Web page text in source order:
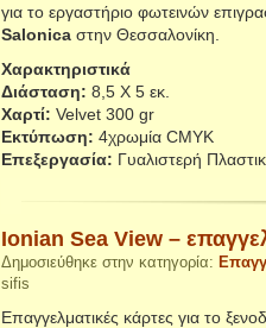
για το εργαστήριο φωτεινών
Salonica στην Θεσσαλονίκη.
Χαρακτηριστικά
Διάσταση: 8,5 Χ 5 εκ.
Χαρτί: Velvet 300 gr
Εκτύπωση: 4χρωμία CMYK
Επεξεργασία: Γυαλιστερή
Ionian Sea View –
Δημοσιεύθηκε στην κατηγορία:
sifis
Επαγγελματικές κάρτες για το